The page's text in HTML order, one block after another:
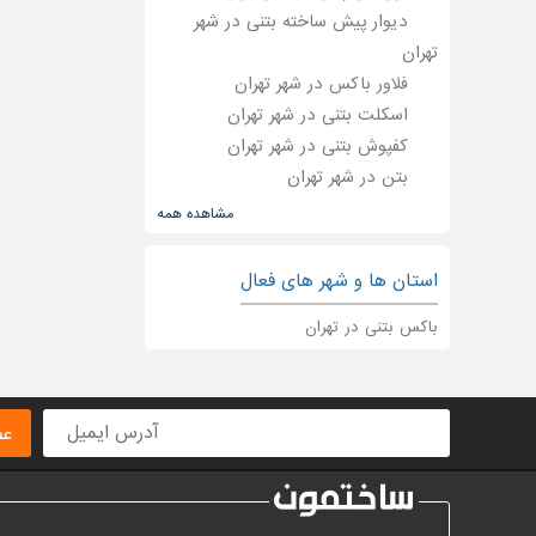
دیوار پیش ساخته بتنی در شهر
تهران
فلاور باکس در شهر تهران
اسکلت بتنی در شهر تهران
کفپوش بتنی در شهر تهران
بتن در شهر تهران
قطعات بتنی در شهر تهرانمشاهده همه
استان ها و شهر های فعال
باکس بتنی در تهران